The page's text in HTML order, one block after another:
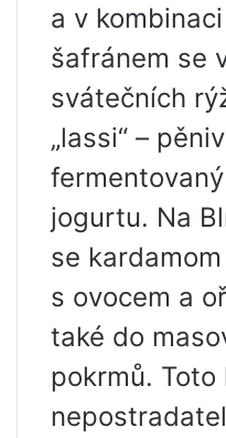
a v
šafránem se
svátečních
„lassi“ –
jogurtu. Na
se
s ovocem a
také do
pokrmů.